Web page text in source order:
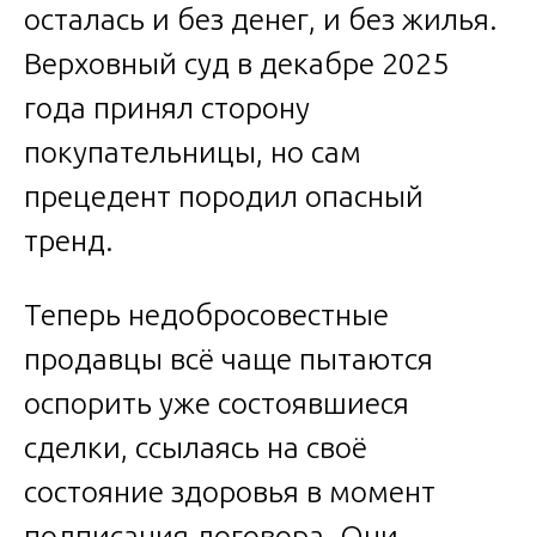
осталась и без денег, и без жилья.
Верховный суд в декабре 2025
года принял сторону
покупательницы, но сам
прецедент породил опасный
тренд.
Теперь недобросовестные
продавцы всё чаще пытаются
оспорить уже состоявшиеся
сделки, ссылаясь на своё
состояние здоровья в момент